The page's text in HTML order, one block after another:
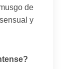
de
y